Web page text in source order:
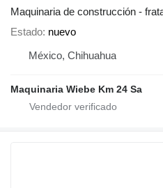
Maquinaria de construcción -
Estado nuevo
México, Chihuahua
Maquinaria Wiebe Km 24 Sa